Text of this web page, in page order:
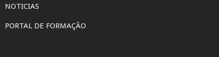
NOTICIAS
PORTAL DE FORMAÇÃO